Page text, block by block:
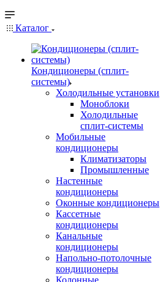
Каталог
Кондиционеры (сплит-
системы)
Холодильные установки
Моноблоки
Холодильные
сплит-системы
Мобильные
кондиционеры
Климатизаторы
Промышленные
Настенные
кондиционеры
Оконные кондиционеры
Кассетные
кондиционеры
Канальные
кондиционеры
Напольно-потолочные
кондиционеры
Колонные